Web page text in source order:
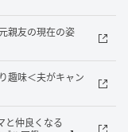
親友の現在の姿
趣味＜夫がキャン
と仲良くなる